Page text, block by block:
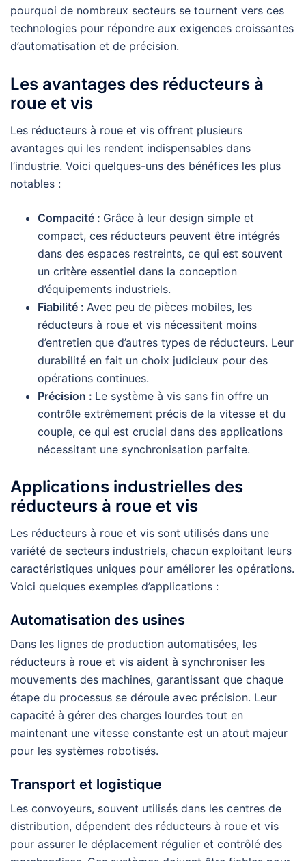
pourquoi de nombreux secteurs se tournent vers ces
technologies pour répondre aux exigences croissantes
d’automatisation et de précision.
Les avantages des réducteurs à
roue et vis
Les réducteurs à roue et vis offrent plusieurs
avantages qui les rendent indispensables dans
l’industrie. Voici quelques-uns des bénéfices les plus
notables :
Compacité : Grâce à leur design simple et
compact, ces réducteurs peuvent être intégrés
dans des espaces restreints, ce qui est souvent
un critère essentiel dans la conception
d’équipements industriels.
Fiabilité : Avec peu de pièces mobiles, les
réducteurs à roue et vis nécessitent moins
d’entretien que d’autres types de réducteurs. Leur
durabilité en fait un choix judicieux pour des
opérations continues.
Précision : Le système à vis sans fin offre un
contrôle extrêmement précis de la vitesse et du
couple, ce qui est crucial dans des applications
nécessitant une synchronisation parfaite.
Applications industrielles des
réducteurs à roue et vis
Les réducteurs à roue et vis sont utilisés dans une
variété de secteurs industriels, chacun exploitant leurs
caractéristiques uniques pour améliorer les opérations.
Voici quelques exemples d’applications :
Automatisation des usines
Dans les lignes de production automatisées, les
réducteurs à roue et vis aident à synchroniser les
mouvements des machines, garantissant que chaque
étape du processus se déroule avec précision. Leur
capacité à gérer des charges lourdes tout en
maintenant une vitesse constante est un atout majeur
pour les systèmes robotisés.
Transport et logistique
Les convoyeurs, souvent utilisés dans les centres de
distribution, dépendent des réducteurs à roue et vis
pour assurer le déplacement régulier et contrôlé des